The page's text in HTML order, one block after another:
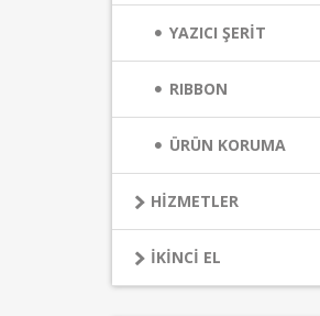
YAZICI ŞERİT
RIBBON
ÜRÜN KORUMA
HİZMETLER
İKİNCİ EL